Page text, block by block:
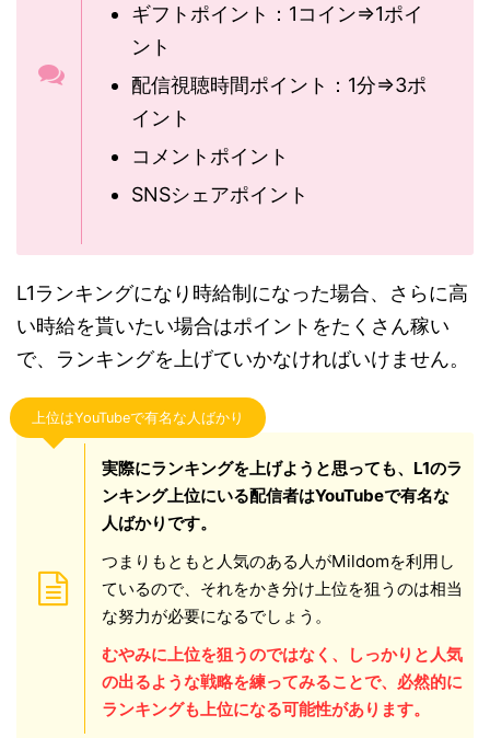
ギフトポイント：1コイン⇒1ポイ
ント
配信視聴時間ポイント：1分⇒3ポ
イント
コメントポイント
SNSシェアポイント
L1ランキングになり時給制になった場合、さらに高
い時給を貰いたい場合はポイントをたくさん稼い
で、ランキングを上げていかなければいけません。
上位はYouTubeで有名な人ばかり
実際にランキングを上げようと思っても、L1のラ
ンキング上位にいる配信者はYouTubeで有名な
人ばかりです。
つまりもともと人気のある人がMildomを利用し
ているので、それをかき分け上位を狙うのは相当
な努力が必要になるでしょう。
むやみに上位を狙うのではなく、しっかりと人気
の出るような戦略を練ってみることで、必然的に
ランキングも上位になる可能性があります。